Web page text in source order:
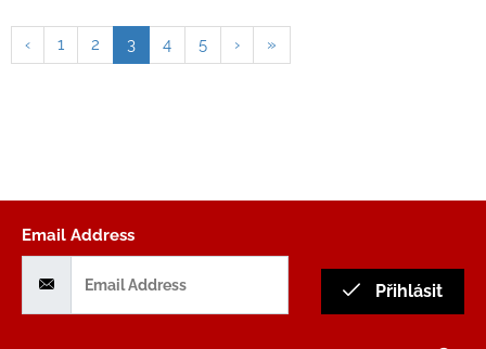
‹ 1 2 3 4 5 › »
Email Address
Přihlásit